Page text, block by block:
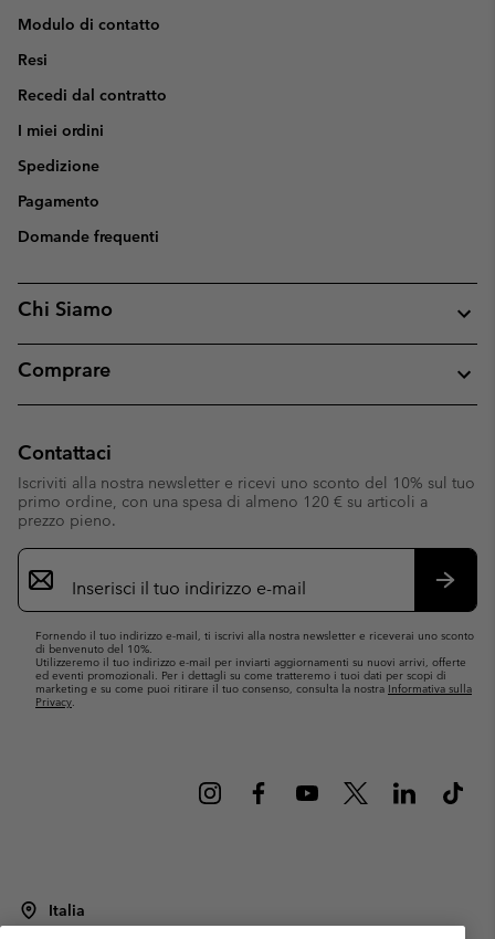
Modulo di contatto
Resi
Recedi dal contratto
I miei ordini
Spedizione
Pagamento
Domande frequenti
Chi Siamo
Comprare
Contattaci
Iscriviti alla nostra newsletter e ricevi uno sconto del 10% sul tuo
primo ordine, con una spesa di almeno 120 € su articoli a
prezzo pieno.
Iscrizione
e-
mail
Fornendo il tuo indirizzo e-mail, ti iscrivi alla nostra newsletter e riceverai uno sconto
di benvenuto del 10%.
Utilizzeremo il tuo indirizzo e-mail per inviarti aggiornamenti su nuovi arrivi, offerte
ed eventi promozionali. Per i dettagli su come tratteremo i tuoi dati per scopi di
marketing e su come puoi ritirare il tuo consenso, consulta la nostra Informativa sulla
Privacy.
Italia